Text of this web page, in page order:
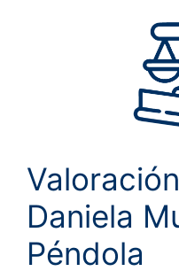
Daniela
Péndola